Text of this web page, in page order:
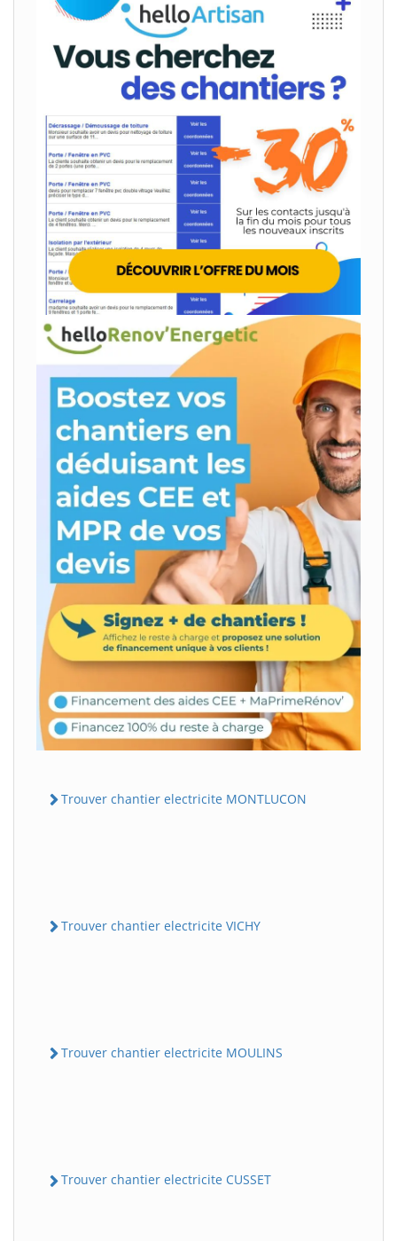
Trouver chantier electricite MONTLUCON
Trouver chantier electricite VICHY
Trouver chantier electricite MOULINS
Trouver chantier electricite CUSSET